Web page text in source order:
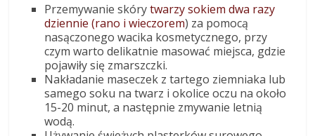
Przemywanie skórytwarzy sokiem dwa razy
dziennie (rano i wieczorem) za pomocą
nasączonego wacika kosmetycznego, przy
czym warto delikatnie masować miejsca, gdzie
pojawiły się zmarszczki.
Nakładanie maseczek z tartego ziemniaka lub
samego soku na twarz i okolice oczu na około
15-20 minut, a następnie zmywanie letnią
wodą.